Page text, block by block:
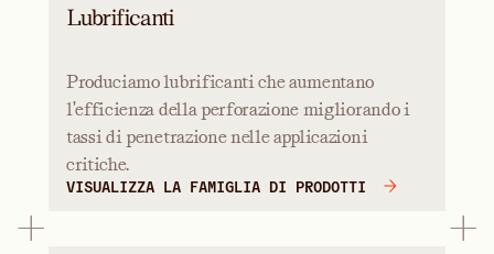
Lubrificanti
Produciamo lubrificanti che aumentano
l'efficienza della perforazione migliorando i
tassi di penetrazione nelle applicazioni
critiche.
VISUALIZZA LA FAMIGLIA DI PRODOTTI